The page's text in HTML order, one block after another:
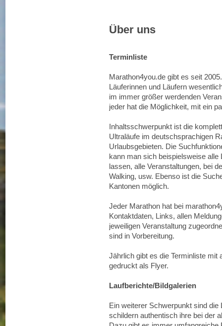
Über uns
Terminliste
Marathon4you.de gibt es seit
Läuferinnen und Läufern
im immer größer werdenden
jeder hat die Möglichkeit, mit ein
Inhaltsschwerpunkt ist die
Ultraläufe im deutschsprachigen
Urlaubsgebieten. Die
kann man sich beispielsweise
lassen, alle Veranstaltungen, bei
Walking, usw. Ebenso ist die
Kantonen möglich.
Jeder Marathon hat bei
Kontaktdaten, Links, allen
jeweiligen Veranstaltung
sind in Vorbereitung.
Jährlich gibt es die Terminliste mit
gedruckt als Flyer.
Laufberichte/Bildgalerien
Ein weiterer Schwerpunkt sind
schildern authentisch ihre bei der